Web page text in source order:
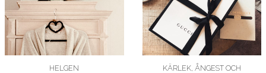
HELGEN
KÄRLEK, ÅNGEST OCH